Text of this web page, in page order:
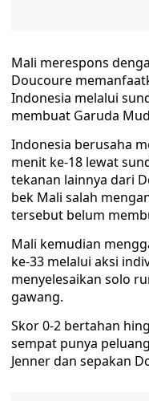
Mali merespons
Doucoure
Indonesia melalui
membuat Garuda
Indonesia berusaha
menit ke-18 lewat
tekanan lainnya dari
bek Mali salah
tersebut belum
Mali kemudian
ke-33 melalui aksi
menyelesaikan solo
gawang.
Skor 0-2 bertahan
sempat punya
Jenner dan sepakan